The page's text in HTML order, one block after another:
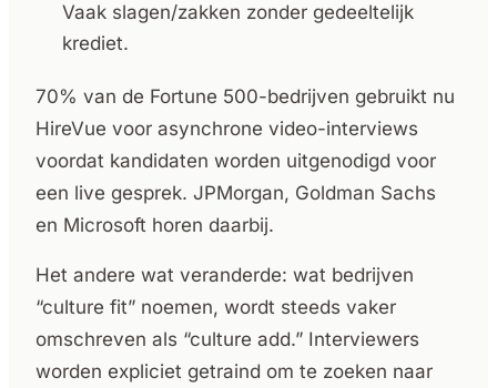
Vaak slagen/zakken zonder gedeeltelijk
krediet.
70% van de Fortune 500-bedrijven gebruikt nu
HireVue voor asynchrone video-interviews
voordat kandidaten worden uitgenodigd voor
een live gesprek. JPMorgan, Goldman Sachs
en Microsoft horen daarbij.
Het andere wat veranderde: wat bedrijven
“culture fit” noemen, wordt steeds vaker
omschreven als “culture add.” Interviewers
worden expliciet getraind om te zoeken naar